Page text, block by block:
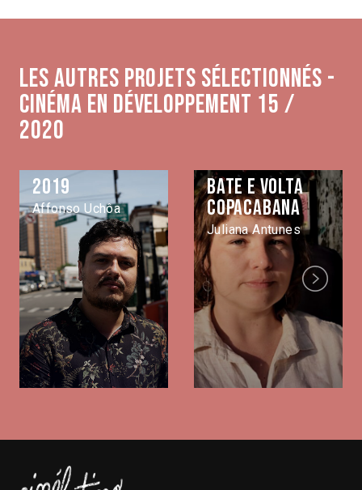
Les autres projets sélectionnés -
Cinéma en développement 15 /
2020
2019
Affonso Uchôa
Bate e volta
Copacabana
Juliana Antunes
Next